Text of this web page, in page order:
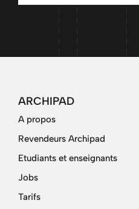
ARCHIPAD
A propos
Revendeurs Archipad
Etudiants et enseignants
Jobs
Tarifs